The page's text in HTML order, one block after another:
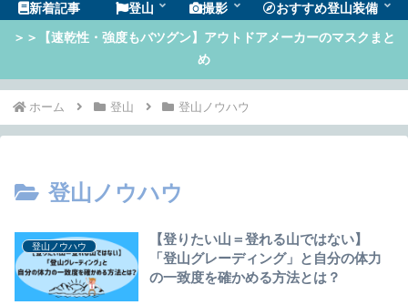
新着記事 登山 撮影 おすすめ登山装備
＞＞【速乾性・強度もバツグン】アウトドアメーカーのマスクまと
め
ホーム 登山 登山ノウハウ
登山ノウハウ
登山ノウハウ
【登りたい山＝登れる山ではない】
「登山グレーディング」と自分の体力
の一致度を確かめる方法とは？